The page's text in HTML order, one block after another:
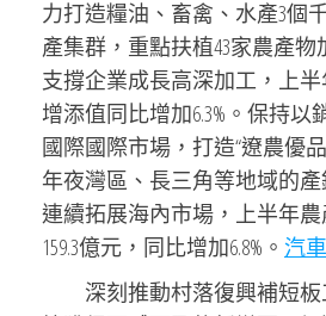
力打造糧油、畜禽、水產3個
產集群，重點扶植43家農產
支撐企業成長高深加工，上
增添值同比增加6.3%。保持以
國際國際市場，打造“遼農優
年夜灣區、長三角等地域的產
連續拓展海內市場，上半年
159.3億元，同比增加6.8%。 汽
深刻推動村落復興補短